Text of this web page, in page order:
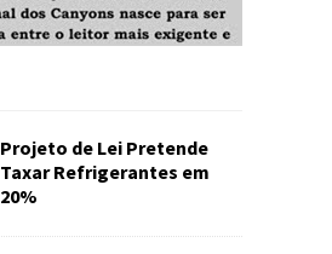
Projeto de Lei Pretende
Taxar Refrigerantes em
20%